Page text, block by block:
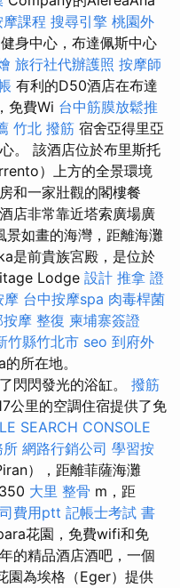
課程 搜尋引擎 桃園外
身中心，布達佩斯中心
旅行社代辦護照 按摩師
有利的D50酒店在布達
免費Wi 台中筋膜放鬆推
竹北 撥筋 宿舍亞得里亞
。 該酒店位於布里斯托
）上方的全景環境
和一家壯觀的閣樓餐
店非常靠近塔索廣場廣
如畫的海灣，距離海灘
是前貴族宮殿，是位於
Lodge 設計 推拿 證
摩 台中按摩spa 肉毒桿菌
按摩 整復 柬埔寨簽證
竹縣竹北市 seo 到府外
所在地。
閃閃發光的浴缸。 撥筋
公里的空調住宿提供了免
SEARCH CONSOLE
所 網路行銷公司 學習按
），距離菲薩海灘
大里 整骨 m，距
費用ptt 記帳士考試 書
花園，免費wifi和免
的精品酒店酒吧，一個
園為埃格（Eger）提供